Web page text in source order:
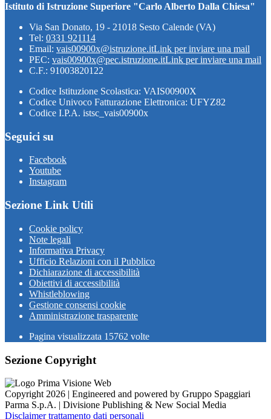
Istituto di Istruzione Superiore "Carlo Alberto Dalla Chiesa"
Via San Donato, 19 - 21018 Sesto Calende (VA)
Tel: 0331 921114
Email: vais00900x@istruzione.itLink per inviare una mail
PEC: vais00900x@pec.istruzione.itLink per inviare una mail
C.F.: 91003820122
Codice Istituzione Scolastica: VAIS00900X
Codice Univoco Fatturazione Elettronica: UFYZ82
Codice I.P.A. istsc_vais00900x
Seguici su
Facebook
Youtube
Instagram
Sezione Link Utili
Cookie policy
Note legali
Informativa Privacy
Ufficio Relazioni con il Pubblico
Dichiarazione di accessibilità
Obiettivi di accessibilità
Whistleblowing
Gestione consensi cookie
Amministrazione trasparente
Pagina visualizzata 15762 volte
Sezione Copyright
Copyright 2026 | Engineered and powered by Gruppo Spaggiari
Parma S.p.A. | Divisione Publishing & New Social Media
Disclaimer trattamento dati personali